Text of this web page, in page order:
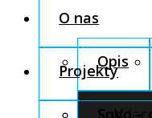
O nas
Opis
Projekty
SoVo